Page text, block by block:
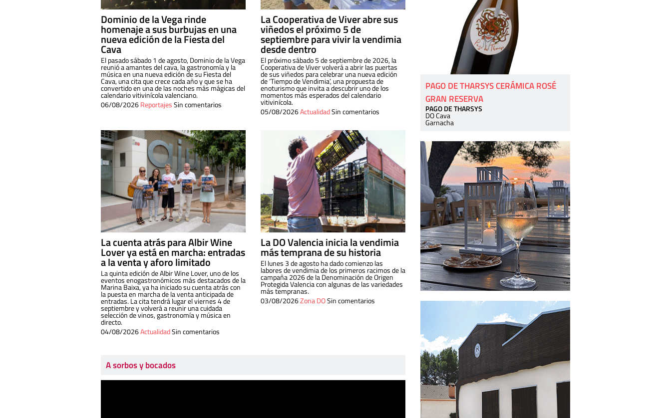
Dominio de la Vega rinde
homenaje a sus burbujas en una
nueva edición de la Fiesta del
Cava
El pasado sábado 1 de agosto, Dominio de la Vega
reunió a amantes del cava, la gastronomía y la
música en una nueva edición de su Fiesta del
Cava, una cita que crece cada año y que se ha
convertido en una de las noches más mágicas del
calendario vitivinícola valenciano.
06/08/2026ReportajesSin comentarios
La Cooperativa de Viver abre sus
viñedos el próximo 5 de
septiembre para vivir la vendimia
desde dentro
El próximo sábado 5 de septiembre de 2026, la
Cooperativa de Viver volverá a abrir las puertas
de sus viñedos para celebrar una nueva edición
de ‘Tiempo de Vendimia’, una propuesta de
enoturismo que invita a descubrir uno de los
momentos más esperados del calendario
vitivinícola.
05/08/2026ActualidadSin comentarios
La cuenta atrás para Albir Wine
Lover ya está en marcha: entradas
a la venta y aforo limitado
La quinta edición de Albir Wine Lover, uno de los
eventos enogastronómicos más destacados de la
Marina Baixa, ya ha iniciado su cuenta atrás con
la puesta en marcha de la venta anticipada de
entradas. La cita tendrá lugar el viernes 4 de
septiembre y volverá a reunir una cuidada
selección de vinos, gastronomía y música en
directo.
04/08/2026ActualidadSin comentarios
La DO Valencia inicia la vendimia
más temprana de su historia
El lunes 3 de agosto ha dado comienzo las
labores de vendimia de los primeros racimos de la
campaña 2026 de la Denominación de Origen
Protegida Valencia con algunas de las variedades
más tempranas.
03/08/2026Zona DOSin comentarios
A sorbos y bocados
PAGO DE THARSYS CERÁMICA ROSÉ
GRAN RESERVA
PAGO DE THARSYS
DO Cava
Garnacha